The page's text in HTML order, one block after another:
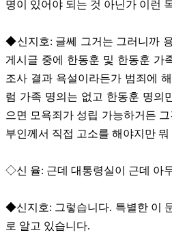
명이 있어야 되는 것 아닌가 이런
◆신지호: 글쎄 그거는 그러니까
게시글 중에 한동훈 및 한동훈 가
조사 결과 욕설이라든가 범죄에
럼 가족 명의는 없고 한동훈 명의
으면 모욕죄가 성립 가능하거든
부인께서 직접 고소를 해야지만
◇신 율: 근데 대통령실이 근데 아
◆신지호: 그렇습니다. 특별한 이
로 알고 있습니다.